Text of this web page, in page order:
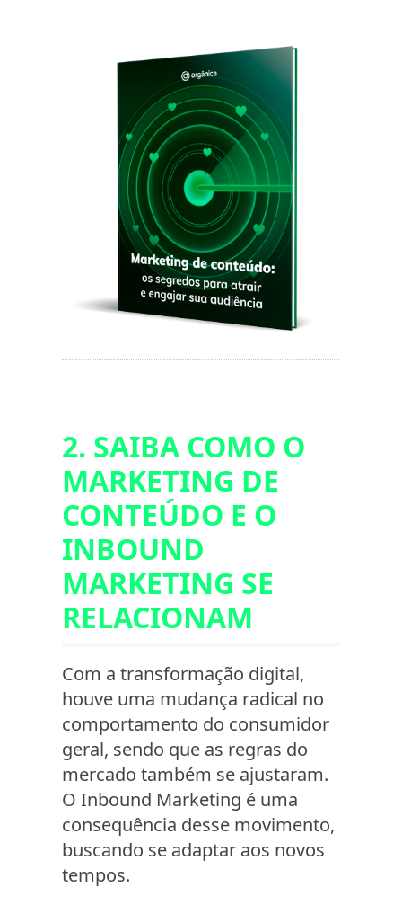
2. SAIBA COMO O
MARKETING DE
CONTEÚDO E O
INBOUND
MARKETING SE
RELACIONAM
Com a transformação digital,
houve uma mudança radical no
comportamento do consumidor
geral, sendo que as regras do
mercado também se ajustaram.
O Inbound Marketing é uma
consequência desse movimento,
buscando se adaptar aos novos
tempos.